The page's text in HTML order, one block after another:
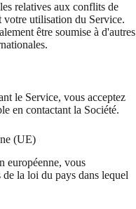
relatives aux conflits de
votre utilisation du Service.
être soumise à d'autres
le Service, vous acceptez
en contactant la Société.
(UE)
européenne, vous
la loi du pays dans lequel